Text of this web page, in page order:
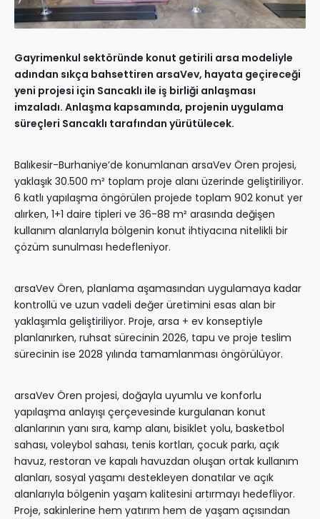
Gayrimenkul sektöründe konut getirili arsa modeliyle
adından sıkça bahsettiren arsaVev, hayata geçireceği
yeni projesi için Sancaklı ile iş birliği anlaşması
imzaladı. Anlaşma kapsamında, projenin uygulama
süreçleri Sancaklı tarafından yürütülecek.
Balıkesir-Burhaniye’de konumlanan arsaVev Ören projesi,
yaklaşık 30.500 m² toplam proje alanı üzerinde geliştiriliyor.
6 katlı yapılaşma öngörülen projede toplam 902 konut yer
alırken, 1+1 daire tipleri ve 36-88 m² arasında değişen
kullanım alanlarıyla bölgenin konut ihtiyacına nitelikli bir
çözüm sunulması hedefleniyor.
arsaVev Ören, planlama aşamasından uygulamaya kadar
kontrollü ve uzun vadeli değer üretimini esas alan bir
yaklaşımla geliştiriliyor. Proje, arsa + ev konseptiyle
planlanırken, ruhsat sürecinin 2026, tapu ve proje teslim
sürecinin ise 2028 yılında tamamlanması öngörülüyor.
arsaVev Ören projesi, doğayla uyumlu ve konforlu
yapılaşma anlayışı çerçevesinde kurgulanan konut
alanlarının yanı sıra, kamp alanı, bisiklet yolu, basketbol
sahası, voleybol sahası, tenis kortları, çocuk parkı, açık
havuz, restoran ve kapalı havuzdan oluşan ortak kullanım
alanları, sosyal yaşamı destekleyen donatılar ve açık
alanlarıyla bölgenin yaşam kalitesini artırmayı hedefliyor.
Proje, sakinlerine hem yatırım hem de yaşam açısından